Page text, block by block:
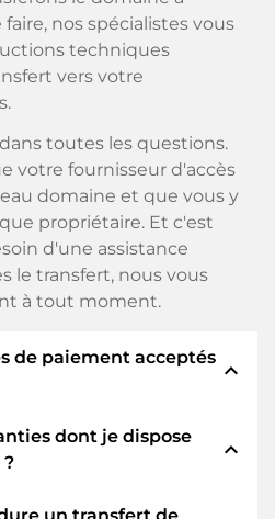
nos spécialistes vous
techniques
vers votre
toutes les questions.
votre fournisseur d'accès
domaine et que vous y
propriétaire. Et c'est
d'une assistance
le transfert, nous vous
à tout moment.
de paiement acceptés
expand_less
paiement anticipé
prestataire de
dont je dispose
expand_less